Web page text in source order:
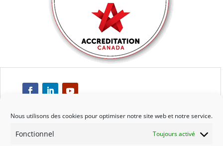
Nous utilisons des cookies pour optimiser notre site web et notre service.
Fonctionnel Toujours activé
Respect